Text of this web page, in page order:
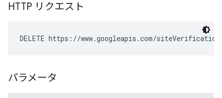
HTTP リクエスト
DELETE https://www.googleapis.com/siteVerification/
パラメータ